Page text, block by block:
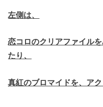
左側は、
恋コロのクリアファイル
たり、
真紅のブロマイドを、ア